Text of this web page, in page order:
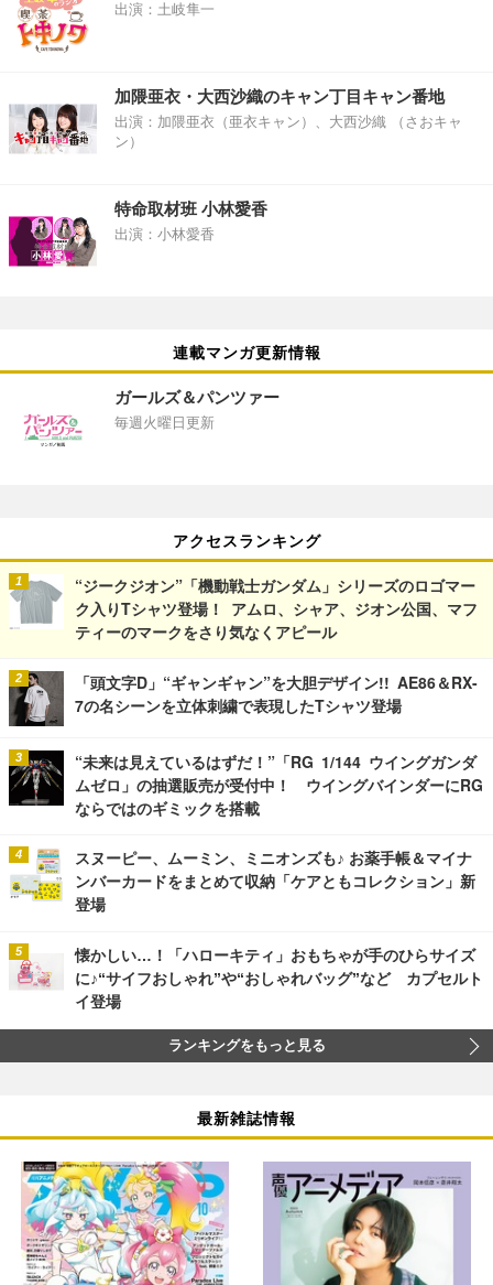
出演：土岐隼一
加隈亜衣・大西沙織のキャン丁目キャン番地
出演：加隈亜衣（亜衣キャン）、大西沙織 （さおキャ
ン）
特命取材班 小林愛香
出演：小林愛香
連載マンガ更新情報
ガールズ＆パンツァー
毎週火曜日更新
アクセスランキング
“ジークジオン”「機動戦士ガンダム」シリーズのロゴマー
ク入りTシャツ登場！ アムロ、シャア、ジオン公国、マフ
ティーのマークをさり気なくアピール
「頭文字D」“ギャンギャン”を大胆デザイン!! AE86＆RX-
7の名シーンを立体刺繍で表現したTシャツ登場
“未来は見えているはずだ！”「RG 1/144 ウイングガンダ
ムゼロ」の抽選販売が受付中！ ウイングバインダーにRG
ならではのギミックを搭載
スヌーピー、ムーミン、ミニオンズも♪ お薬手帳＆マイナ
ンバーカードをまとめて収納「ケアともコレクション」新
登場
懐かしい…！「ハローキティ」おもちゃが手のひらサイズ
に♪“サイフおしゃれ”や“おしゃれバッグ”など カプセルト
イ登場
ランキングをもっと見る
最新雑誌情報